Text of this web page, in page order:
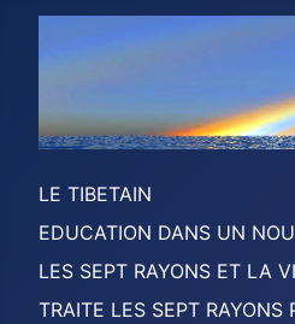
LE TIBETAIN
EDUCATION DANS UN
LES SEPT RAYONS ET LA
TRAITE LES SEPT